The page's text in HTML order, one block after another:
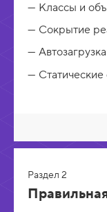
Классы и
Сокрытие
Раздел 2